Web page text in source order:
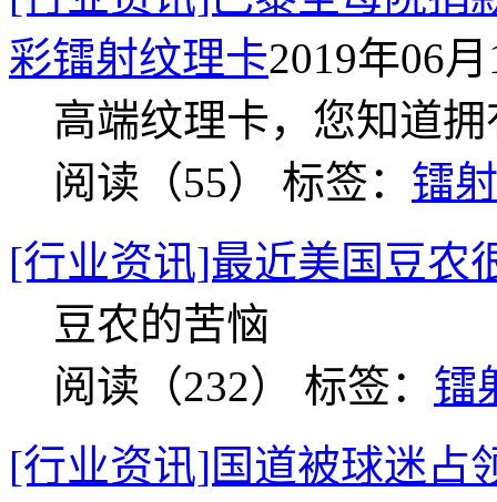
彩镭射纹理卡2019年06
高端纹理卡，您知道拥
阅读（55） 标签： 镭
[行业资讯]最近美国豆农
豆农的苦恼
阅读（232） 标签： 镭
[行业资讯]国道被球迷占